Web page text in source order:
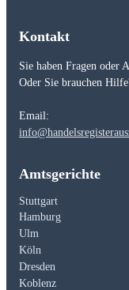
Kontakt
Sie haben Fragen oder
Oder Sie brauchen
Email:
Amtsgerichte
Stuttgart
Hamburg
Ulm
Köln
Dresden
Koblenz